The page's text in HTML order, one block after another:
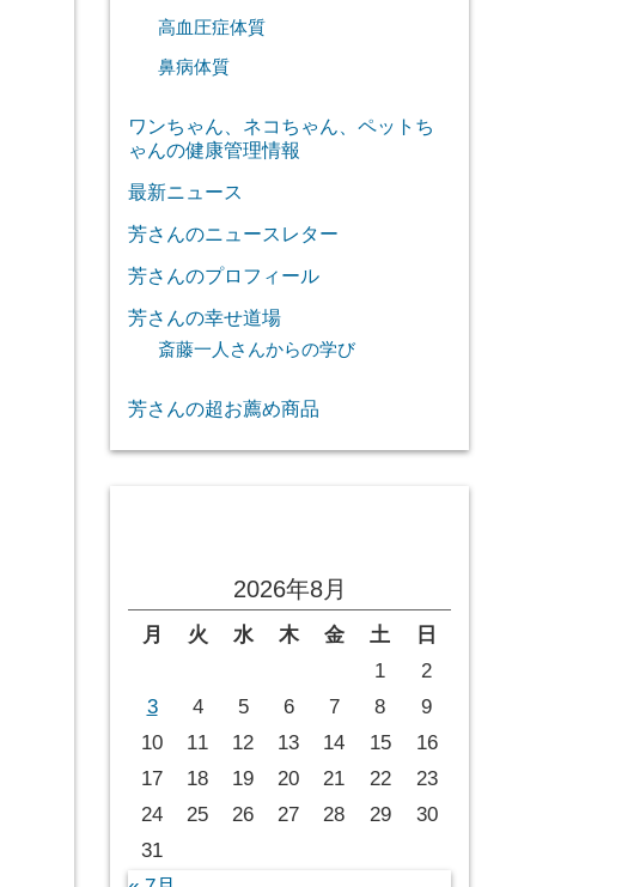
高血圧症体質
鼻病体質
ワンちゃん、ネコちゃん、ペットち
ゃんの健康管理情報
最新ニュース
芳さんのニュースレター
芳さんのプロフィール
芳さんの幸せ道場
斎藤一人さんからの学び
芳さんの超お薦め商品
2026年8月
月 火 水 木 金 土
日
1
2
3
4 5 6 7 8
9
10
11 12 13 14 15
16
17
18 19 20 21 22
23
24
25 26 27 28 29
30
31